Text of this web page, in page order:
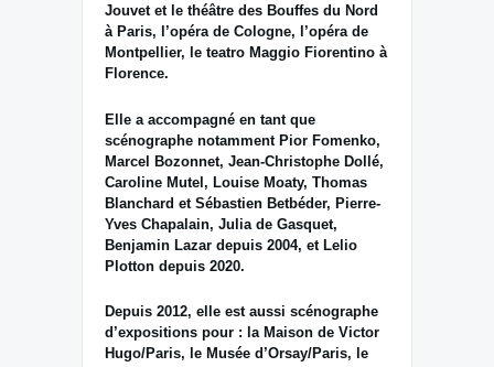
Jouvet et le théâtre des Bouffes du Nord
à Paris, l’opéra de Cologne, l’opéra de
Montpellier, le teatro Maggio Fiorentino à
Florence.
Elle a accompagné en tant que
scénographe notamment Pior Fomenko,
Marcel Bozonnet, Jean-Christophe Dollé,
Caroline Mutel, Louise Moaty, Thomas
Blanchard et Sébastien Betbéder, Pierre-
Yves Chapalain, Julia de Gasquet,
Benjamin Lazar depuis 2004, et Lelio
Plotton depuis 2020.
Depuis 2012, elle est aussi scénographe
d’expositions pour : la Maison de Victor
Hugo/Paris, le Musée d’Orsay/Paris, le